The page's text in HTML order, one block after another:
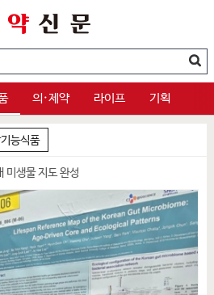
의·제약 라이프 기획
능식품
미생물 지도 완성